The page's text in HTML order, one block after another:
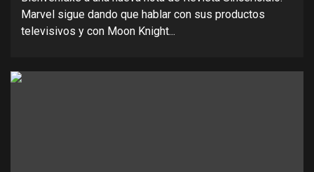
Marvel sigue dando que hablar con sus productos
televisivos y con Moon Knight...